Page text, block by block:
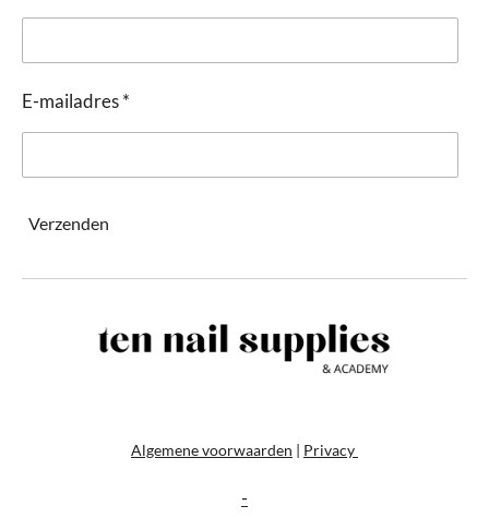
E-mailadres *
Verzenden
Algemene voorwaarden | Privacy
-